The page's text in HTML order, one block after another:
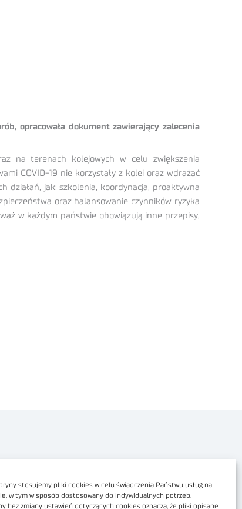
stosujemy pliki cookies w celu świadczenia Państwu usług na
w tym w sposób dostosowany do indywidualnych potrzeb.
bez zmiany ustawień dotyczących cookies oznacza, że pliki opisane
opracowała dokument zawierający zalecenia
na terenach kolejowych w celu zwiększenia
COVID-19 nie korzystały z kolei oraz wdrażać
działań, jak: szkolenia, koordynacja, proaktywna
oraz balansowanie czynników ryzyka
w każdym państwie obowiązują inne przepisy,
cyfrowa
Portalu